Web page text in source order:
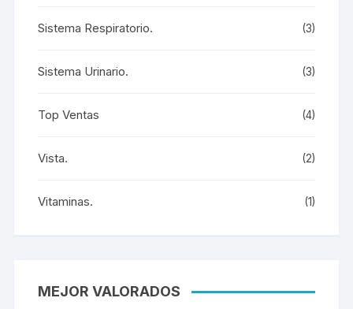
Sistema Respiratorio. (3)
Sistema Urinario. (3)
Top Ventas (4)
Vista. (2)
Vitaminas. (1)
MEJOR VALORADOS